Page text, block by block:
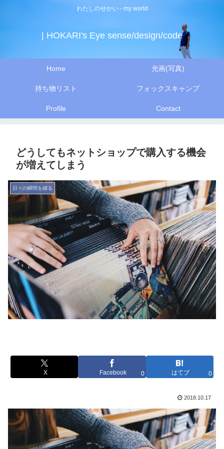
わたしのせかい - my world
| HOKARI's Eye sense/design/code
Home 光画(写真)
持ち物リスト フォックスキャンプ
Profile Contact
どうしてもネットショップで購入する機会
が増えてしまう
日々の瞬間を綴る
X Facebook 0 はてブ 0
2018.10.17